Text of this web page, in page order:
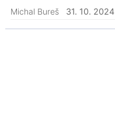
Michal Bureš 31. 10. 2024